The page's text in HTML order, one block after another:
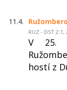
11.4.
RUZ - DST
V 25.
hostí z